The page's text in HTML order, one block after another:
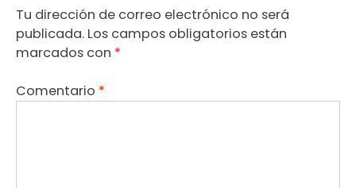
Tu dirección de correo electrónico no será
publicada. Los campos obligatorios están
marcados con *
Comentario *